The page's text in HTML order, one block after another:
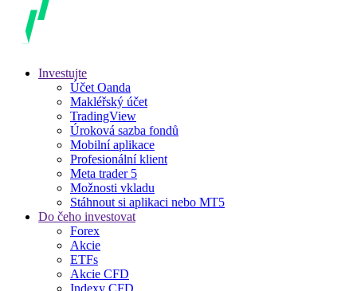
Investujte
Účet Oanda
Makléřský účet
TradingView
Úroková sazba fondů
Mobilní aplikace
Profesionální klient
Meta trader 5
Možnosti vkladu
Stáhnout si aplikaci nebo MT5
Do čeho investovat
Forex
Akcie
ETFs
Akcie CFD
Indexy CFD